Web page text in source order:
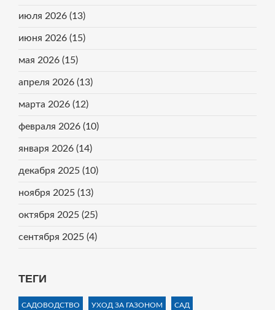
июля 2026 (13)
июня 2026 (15)
мая 2026 (15)
апреля 2026 (13)
марта 2026 (12)
февраля 2026 (10)
января 2026 (14)
декабря 2025 (10)
ноября 2025 (13)
октября 2025 (25)
сентября 2025 (4)
ТЕГИ
САДОВОДСТВО УХОД ЗА ГАЗОНОМ САД